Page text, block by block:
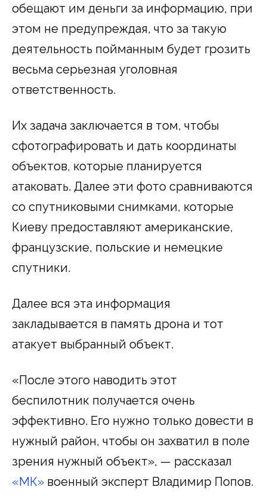
обещают им деньги за информацию, при
этом не предупреждая, что за такую
деятельность пойманным будет грозить
весьма серьезная уголовная
ответственность.
Их задача заключается в том, чтобы
сфотографировать и дать координаты
объектов, которые планируется
атаковать. Далее эти фото сравниваются
со спутниковыми снимками, которые
Киеву предоставляют американские,
французские, польские и немецкие
спутники.
Далее вся эта информация
закладывается в память дрона и тот
атакует выбранный объект.
«После этого наводить этот
беспилотник получается очень
эффективно. Его нужно только довести в
нужный район, чтобы он захватил в поле
зрения нужный объект», — рассказал
«МК» военный эксперт Владимир Попов.